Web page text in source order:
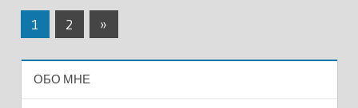
Навигация
по
записям
1 2
Следующие
»
ОБО МНЕ